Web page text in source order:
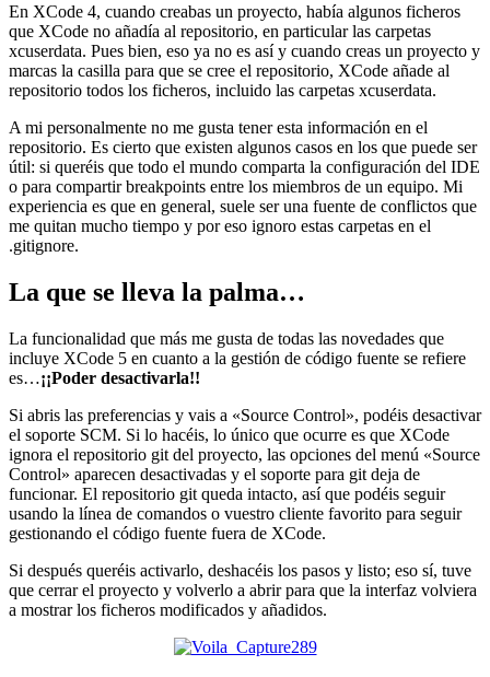
En XCode 4, cuando creabas un proyecto, había algunos ficheros
que XCode no añadía al repositorio, en particular las carpetas
xcuserdata. Pues bien, eso ya no es así y cuando creas un proyecto y
marcas la casilla para que se cree el repositorio, XCode añade al
repositorio todos los ficheros, incluido las carpetas xcuserdata.
A mi personalmente no me gusta tener esta información en el
repositorio. Es cierto que existen algunos casos en los que puede ser
útil: si queréis que todo el mundo comparta la configuración del IDE
o para compartir breakpoints entre los miembros de un equipo. Mi
experiencia es que en general, suele ser una fuente de conflictos que
me quitan mucho tiempo y por eso ignoro estas carpetas en el
.gitignore.
La que se lleva la palma…
La funcionalidad que más me gusta de todas las novedades que
incluye XCode 5 en cuanto a la gestión de código fuente se refiere
es…¡¡Poder desactivarla!!
Si abris las preferencias y vais a «Source Control», podéis desactivar
el soporte SCM. Si lo hacéis, lo único que ocurre es que XCode
ignora el repositorio git del proyecto, las opciones del menú «Source
Control» aparecen desactivadas y el soporte para git deja de
funcionar. El repositorio git queda intacto, así que podéis seguir
usando la línea de comandos o vuestro cliente favorito para seguir
gestionando el código fuente fuera de XCode.
Si después queréis activarlo, deshacéis los pasos y listo; eso sí, tuve
que cerrar el proyecto y volverlo a abrir para que la interfaz volviera
a mostrar los ficheros modificados y añadidos.